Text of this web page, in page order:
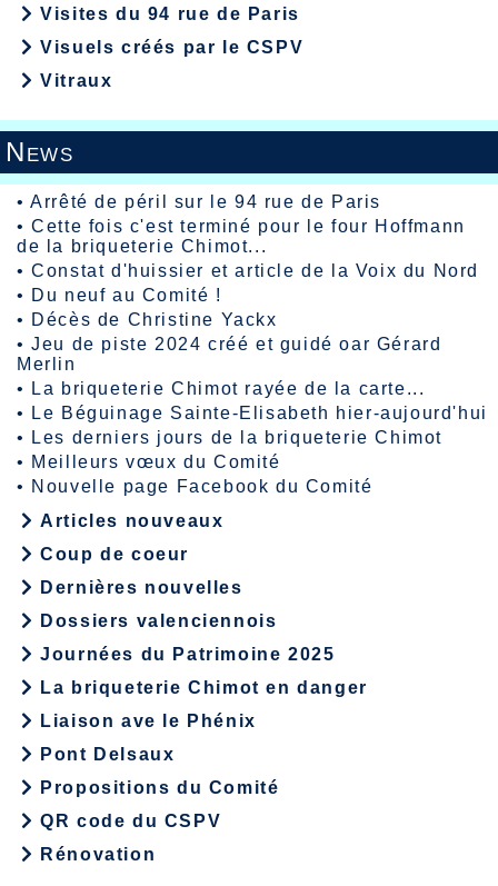
Visites du 94 rue de Paris
Visuels créés par le CSPV
Vitraux
News
•Arrêté de péril sur le 94 rue de Paris
•Cette fois c'est terminé pour le four Hoffmann
de la briqueterie Chimot...
•Constat d'huissier et article de la Voix du Nord
• Du neuf au Comité !
• Décès de Christine Yackx
•Jeu de piste 2024 créé et guidé oar Gérard
Merlin
•
La briqueterie Chimot rayée de la carte...
•
Le Béguinage Sainte-Elisabeth hier-aujourd'hui
•
Les derniers jours de la briqueterie Chimot
• Meilleurs vœux du Comité
• Nouvelle page Facebook du Comité
Articles nouveaux
Coup de coeur
Dernières nouvelles
Dossiers valenciennois
Journées du Patrimoine 2025
La briqueterie Chimot en danger
Liaison ave le Phénix
Pont Delsaux
Propositions du Comité
QR code du CSPV
Rénovation